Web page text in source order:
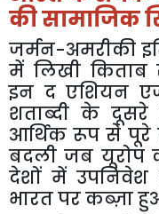
कीसामाजिक
जर्मन-अमरीकी
में लिखी किताब
इन द एशियन
शताब्दी के दूसरे
आर्थिक रूप से पूरे
बदली जब यूरोप
देशों में उपनिवेश
भारतपरकब्ज़ा